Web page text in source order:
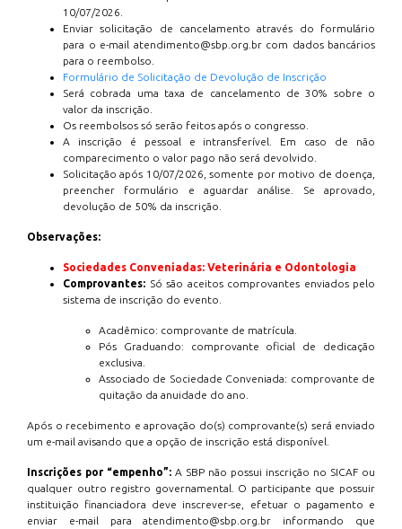
10/07/2026.
Enviar solicitação de cancelamento através do formulário
para o e-mail atendimento@sbp.org.br com dados bancários
para o reembolso.
Formulário de Solicitação de Devolução de Inscrição
Será cobrada uma taxa de cancelamento de 30% sobre o
valor da inscrição.
Os reembolsos só serão feitos após o congresso.
A inscrição é pessoal e intransferível. Em caso de não
comparecimento o valor pago não será devolvido.
Solicitação após 10/07/2026, somente por motivo de doença,
preencher formulário e aguardar análise. Se aprovado,
devolução de 50% da inscrição.
Observações:
Sociedades Conveniadas: Veterinária e Odontologia
Comprovantes: Só são aceitos comprovantes enviados pelo
sistema de inscrição do evento.
Acadêmico: comprovante de matrícula.
Pós Graduando: comprovante oficial de dedicação
exclusiva.
Associado de Sociedade Conveniada: comprovante de
quitação da anuidade do ano.
Após o recebimento e aprovação do(s) comprovante(s) será enviado
um e-mail avisando que a opção de inscrição está disponível.
Inscrições por “empenho”: A SBP não possui inscrição no SICAF ou
qualquer outro registro governamental. O participante que possuir
instituição financiadora deve inscrever-se, efetuar o pagamento e
enviar e-mail para atendimento@sbp.org.br informando que